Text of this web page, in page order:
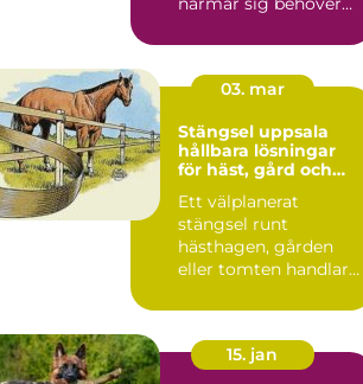
03. mar
Stängsel uppsala
hållbara lösningar
för häst, gård och
Ett välplanerat
stängsel runt
hästhagen, gården
eller tomten handlar
markera en g...
15. jan